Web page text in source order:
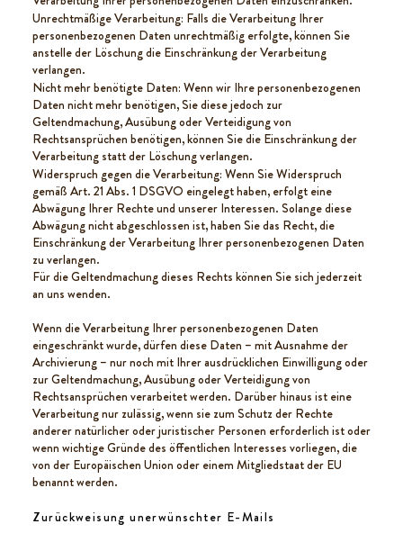
Unrechtmäßige Verarbeitung: Falls die Verarbeitung Ihrer
personenbezogenen Daten unrechtmäßig erfolgte, können Sie
anstelle der Löschung die Einschränkung der Verarbeitung
verlangen.
Nicht mehr benötigte Daten: Wenn wir Ihre personenbezogenen
Daten nicht mehr benötigen, Sie diese jedoch zur
Geltendmachung, Ausübung oder Verteidigung von
Rechtsansprüchen benötigen, können Sie die Einschränkung der
Verarbeitung statt der Löschung verlangen.
Widerspruch gegen die Verarbeitung: Wenn Sie Widerspruch
gemäß Art. 21 Abs. 1 DSGVO eingelegt haben, erfolgt eine
Abwägung Ihrer Rechte und unserer Interessen. Solange diese
Abwägung nicht abgeschlossen ist, haben Sie das Recht, die
Einschränkung der Verarbeitung Ihrer personenbezogenen Daten
zu verlangen.
Für die Geltendmachung dieses Rechts können Sie sich jederzeit
an uns wenden.
Wenn die Verarbeitung Ihrer personenbezogenen Daten
eingeschränkt wurde, dürfen diese Daten – mit Ausnahme der
Archivierung – nur noch mit Ihrer ausdrücklichen Einwilligung oder
zur Geltendmachung, Ausübung oder Verteidigung von
Rechtsansprüchen verarbeitet werden. Darüber hinaus ist eine
Verarbeitung nur zulässig, wenn sie zum Schutz der Rechte
anderer natürlicher oder juristischer Personen erforderlich ist oder
wenn wichtige Gründe des öffentlichen Interesses vorliegen, die
von der Europäischen Union oder einem Mitgliedstaat der EU
benannt werden.
Zurückweisung unerwünschter E-Mails